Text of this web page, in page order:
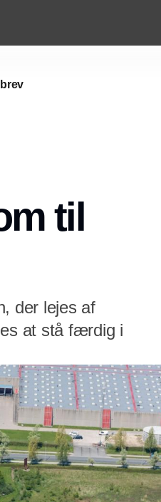
til
der lejes af
at stå færdig i